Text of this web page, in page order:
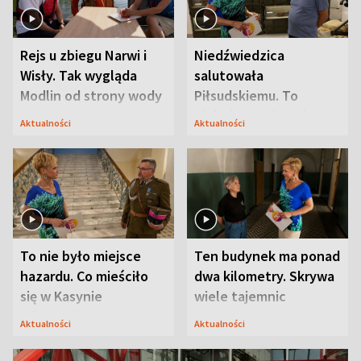
Rejs u zbiegu Narwi i
Wisły. Tak wygląda
Modlin od strony wody
Aktualności
Niedźwiedzica
salutowała
Piłsudskiemu. To
niejedyna tajemnica
Aktualności
To nie było miejsce
hazardu. Co mieściło
się w Kasynie
Oficerskim?
Aktualności
Ten budynek ma ponad
dwa kilometry. Skrywa
wiele tajemnic
Aktualności